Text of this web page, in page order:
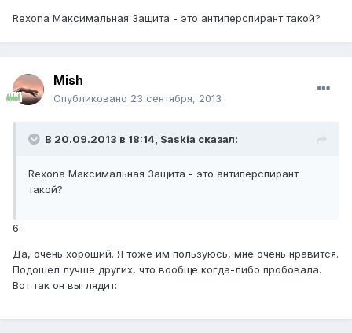
Rexona Максимальная Защита - это антиперспирант такой?
Mish
Опубликовано 23 сентября, 2013
В 20.09.2013 в 18:14, Saskia сказал:
Rexona Максимальная Защита - это антиперспирант
такой?
6:
Да, очень хороший. Я тоже им пользуюсь, мне очень нравится.
Подошел лучше других, что вообще когда-либо пробовала.
Вот так он выглядит: